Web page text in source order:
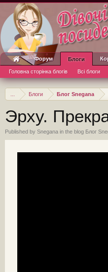
Блоги Блог Snegana
Эрху.
Published by Snegana in the blog Блог
Форум Блоги
Головна сторінка блогів Всі блоги